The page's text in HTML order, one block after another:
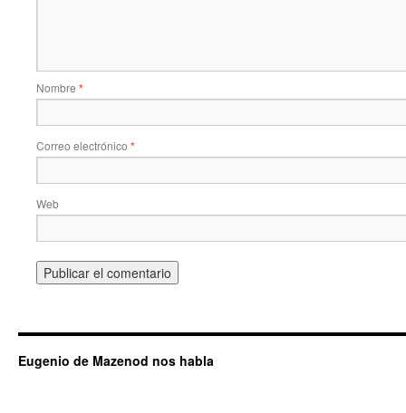
Nombre *
Correo electrónico *
Web
Eugenio de Mazenod nos habla